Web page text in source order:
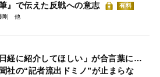
』で伝えた反戦への意志
有料
剛
日経に紹介してほしい」が合言葉に…
社の“記者流出ドミノ”が止まらな